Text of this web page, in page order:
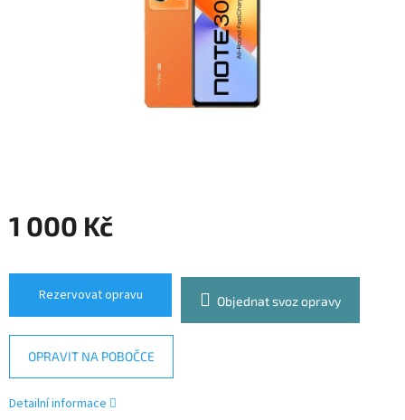
1 000 Kč
cena:
Rezervovat opravu Objednat svoz opravy
OPRAVIT NA POBOČCE
Detailní informace